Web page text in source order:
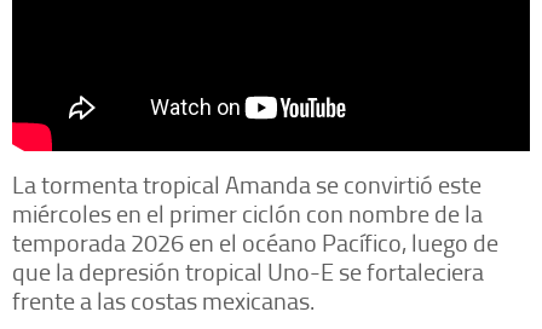
La tormenta tropical Amanda se convirtió este
miércoles en el primer ciclón con nombre de la
temporada 2026 en el océano Pacífico, luego de
que la depresión tropical Uno-E se fortaleciera
frente a las costas mexicanas.